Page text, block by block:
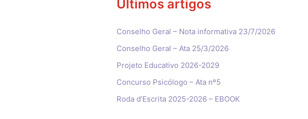
Últimos artigos
Conselho Geral – Nota informativa 23/7/2026
Conselho Geral – Ata 25/3/2026
Projeto Educativo 2026-2029
Concurso Psicólogo – Ata nº5
Roda d’Escrita 2025-2026 – EBOOK